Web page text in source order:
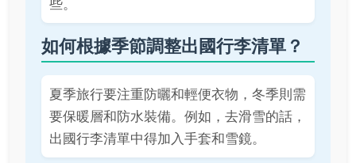
些。
如何根據季節調整出國行李清單？
夏季旅行要注重防曬和輕便衣物，冬季則需
要保暖層和防水裝備。例如，去滑雪的話，
出國行李清單中得加入手套和雪鏡。